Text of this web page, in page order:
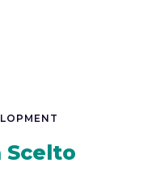
Scelto